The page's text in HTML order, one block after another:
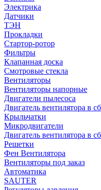
Электрика
Датчики
ТЭН
Прокладки
Стартор-ротор
Фильтры
Клапанная доска
Смотровые стекла
Вентиляторы
Вентиляторы напорные
Двигатели пылесоса
Двигатель вентилятора в
Крыльчатки
Микродвигатели
Двигатель вентилятора в
Решетки
Фен Вентилятора
Вентиляторы под заказ
Автоматика
SAUTER